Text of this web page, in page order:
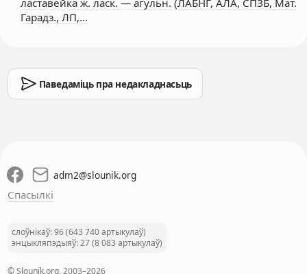
ластавейка ж. ласк. — агульн. (ЛАБНГ, АЛА, СПЗБ, Мат.
Гарадз., ЛП,…
Паведаміць пра недакладнасьць
adm2@slounik.org
Спасылкі
слоўнікаў: 96 (643 740 артыкулаў)
энцыкляпэдыяў: 27 (8 083 артыкулаў)
© Slounik.org, 2003–2026